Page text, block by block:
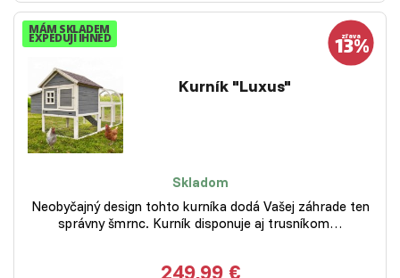
MÁM SKLADEM
EXPEDUJI IHNED
Kurník "Luxus"
Skladom
Neobyčajný design tohto kurníka dodá Vašej záhrade ten
správny šmrnc. Kurník disponuje aj trusníkom…
249,99 €